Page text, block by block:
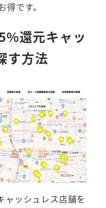
得です。
還元キャッ
す方法
ャッシュレス店舗を